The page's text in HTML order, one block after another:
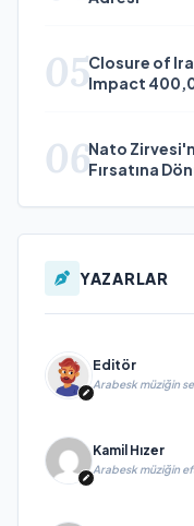
05Closure of
Impact
06Nato
Fırsatına
YAZARLAR
Editör
Arabesk müziğin
Kamil Hızer
Arabesk müziğin